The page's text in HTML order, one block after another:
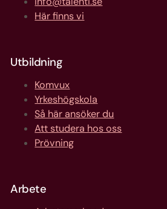
Här finns vi
Utbildning
Komvux
Yrkeshögskola
Så här ansöker du
Att studera hos oss
Prövning
Arbete